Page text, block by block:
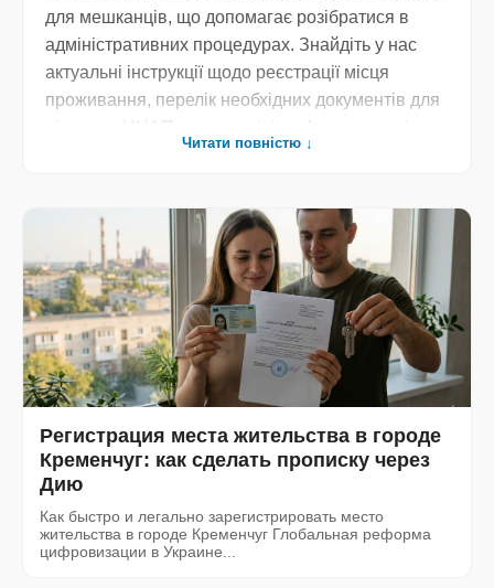
для мешканців, що допомагає розібратися в
адміністративних процедурах. Знайдіть у нас
актуальні інструкції щодо реєстрації місця
проживання, перелік необхідних документів для
міграційному законодавстві. Ми спрощуємо
алгоритми дій для вирішення житлових питань
без зайвих зусиль. Достовірна інформація, що
дозволяє швидко та грамотно взаємодіяти з
міськими службами».
Читати повністю ↓
Регистрация места жительства в городе
Кременчуг: как сделать прописку через
Дию
Как быстро и легально зарегистрировать место
жительства в городе Кременчуг Глобальная реформа
цифровизации в Украине...